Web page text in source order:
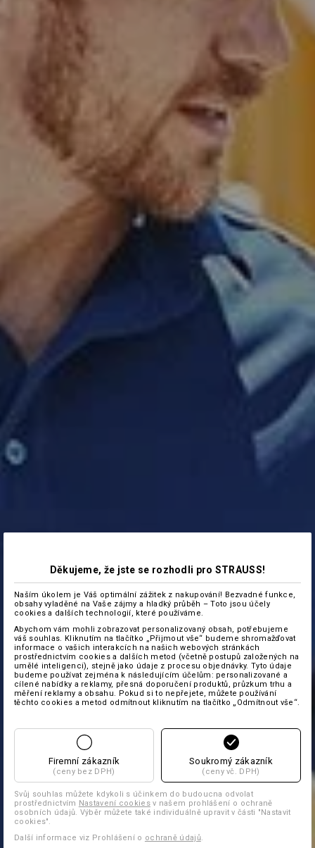
Děkujeme, že jste se rozhodli pro STRAUSS!
Naším úkolem je Váš optimální zážitek z nakupování! Bezvadné funkce,
obsahy vyladěné na Vaše zájmy a hladký průběh – Toto jsou účely
cookies a dalších technologií, které používáme.
Abychom vám mohli zobrazovat personalizovaný obsah, potřebujeme
váš souhlas. Kliknutím na tlačítko „Přijmout vše“ budeme shromažďovat
informace o vašich interakcích na našich webových stránkách
prostřednictvím cookies a dalších metod (včetně postupů založených na
umělé inteligenci), stejně jako údaje z procesu objednávky. Tyto údaje
budeme používat zejména k následujícím účelům: personalizované a
cílené nabídky a reklamy, přesná doporučení produktů, průzkum trhu a
měření reklamy a obsahu. Pokud si to nepřejete, můžete používání
těchto cookies a metod odmítnout kliknutím na tlačítko „Odmítnout vše“.
Firemní zákazník
(ceny bez DPH)
Soukromý zákazník
(ceny vč. DPH)
Svůj souhlas můžete kdykoli s účinkem do budoucna odvolat
prostřednictvím Nastavení cookiesv našem prohlášení o ochraně
osobních údajů. Výběr můžete také individuálně upravit v části "Nastavit
cookies".
Další informace viz Prohlášení o ochraně údajů.